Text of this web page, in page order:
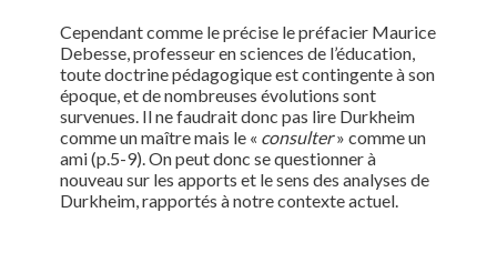
Cependant comme le précise le préfacier Maurice
Debesse, professeur en sciences de l’éducation,
toute doctrine pédagogique est contingente à son
époque, et de nombreuses évolutions sont
survenues. Il ne faudrait donc pas lire Durkheim
comme un maître mais le « consulter» comme un
ami (p.5-9). On peut donc se questionner à
nouveau sur les apports et le sens des analyses de
Durkheim, rapportés à notre contexte actuel.